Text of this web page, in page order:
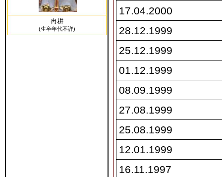
冉耕
(生卒年代不詳)
17.04.2000
28.12.1999
25.12.1999
01.12.1999
08.09.1999
27.08.1999
25.08.1999
12.01.1999
16.11.1997